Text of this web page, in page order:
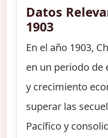
Datos
1903
En el año 1903,
en un periodo de
y crecimiento
superar las
Pacífico y